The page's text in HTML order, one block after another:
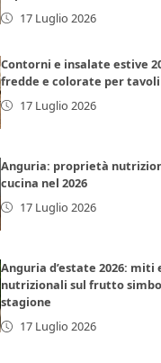
17 Luglio 2026
Contorni e insalate estive
fredde e colorate per tavoli
17 Luglio 2026
Anguria: proprietà
cucina nel 2026
17 Luglio 2026
Anguria d’estate 2026: miti
nutrizionali sul frutto
stagione
17 Luglio 2026